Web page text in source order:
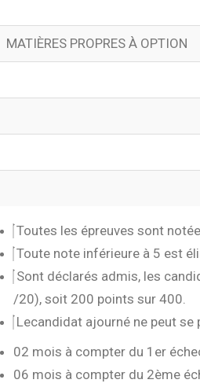
MATIÈRES PROPRES À OPTION
Toutes les épreuves sont
Toute note inférieure à 5 est
Sont déclarés admis, les
/20), soit 200 points sur 400.
Lecandidat ajourné ne peut se
02 mois à compter du 1er
06 mois à compter du 2ème